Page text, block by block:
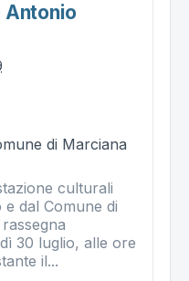
Antonio
di Marciana
culturali
dal Comune di
30 luglio, alle ore
il...